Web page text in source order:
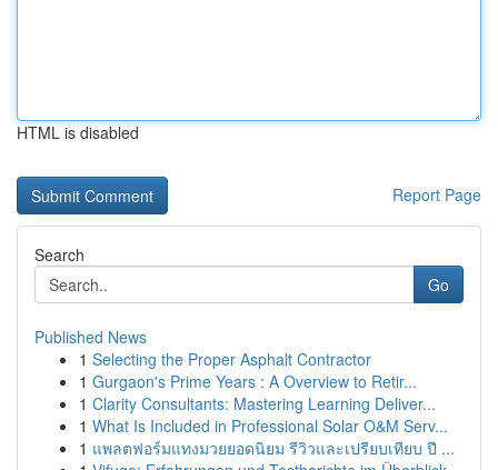
HTML is disabled
Report Page
Search
Go
Published News
1 Selecting the Proper Asphalt Contractor
1 Gurgaon's Prime Years : A Overview to Retir...
1 Clarity Consultants: Mastering Learning Deliver...
1 What Is Included in Professional Solar O&M Serv...
1 แพลตฟอร์มแทงมวยยอดนิยม รีวิวและเปรียบเทียบ ปี ...